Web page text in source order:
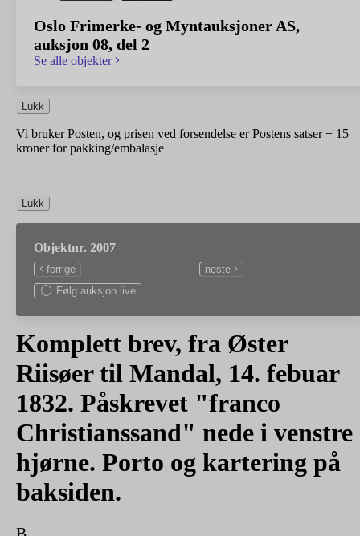
Oslo Frimerke- og Myntauksjoner AS,
auksjon 08, del 2
Se alle objekter
Lukk
Vi bruker Posten, og prisen ved forsendelse er Postens satser + 15
kroner for pakking/embalasje
Lukk
Objektnr. 2007
forrige
neste
Følg auksjon live
Komplett brev, fra Øster
Riisøer til Mandal, 14. febuar
1832. Påskrevet "franco
Christianssand" nede i venstre
hjørne. Porto og kartering på
baksiden.